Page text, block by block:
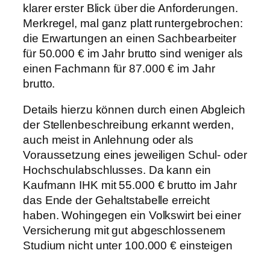
klarer erster Blick über die Anforderungen.
Merkregel, mal ganz platt runtergebrochen:
die Erwartungen an einen Sachbearbeiter
für 50.000 € im Jahr brutto sind weniger als
einen Fachmann für 87.000 € im Jahr
brutto.
Details hierzu können durch einen Abgleich
der Stellenbeschreibung erkannt werden,
auch meist in Anlehnung oder als
Voraussetzung eines jeweiligen Schul- oder
Hochschulabschlusses. Da kann ein
Kaufmann IHK mit 55.000 € brutto im Jahr
das Ende der Gehaltstabelle erreicht
haben. Wohingegen ein Volkswirt bei einer
Versicherung mit gut abgeschlossenem
Studium nicht unter 100.000 € einsteigen